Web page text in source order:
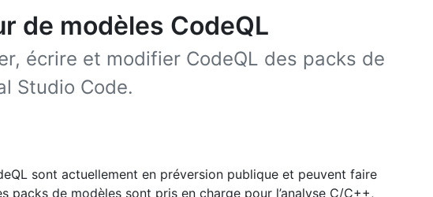
de modèles CodeQL
écrire et modifier CodeQL des packs de
Studio Code.
sont actuellement en préversion publique et peuvent faire
packs de modèles sont pris en charge pour l’analyse C/C++,